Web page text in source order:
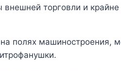
торговли и
полях машиностроения,